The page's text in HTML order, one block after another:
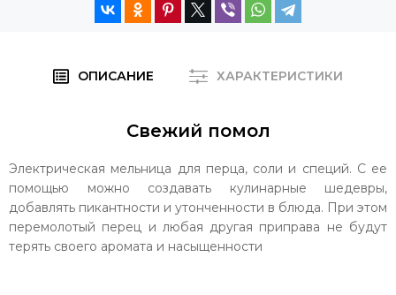
ОПИСАНИЕ ХАРАКТЕРИСТИКИ
Свежий помол
Электрическая мельница для перца, соли и специй. С ее
помощью можно создавать кулинарные шедевры,
добавлять пикантности и утонченности в блюда. При этом
перемолотый перец и любая другая приправа не будут
терять своего аромата и насыщенности